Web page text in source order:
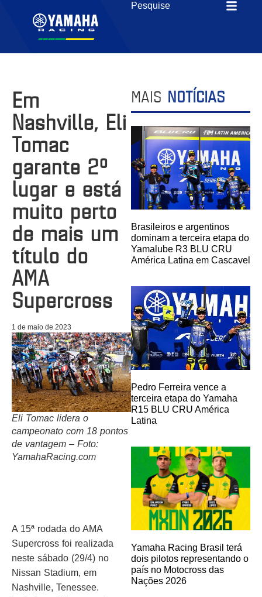
Em
Nashville, Eli
Tomac
garante 2º
lugar e está
muito perto
de mais um
título do
AMA
Supercross
1 de maio de 2023
Eli Tomac lidera o
campeonato com 18 pontos
de vantagem – Foto:
YamahaRacing.com
A 15ª rodada do AMA
Supercross foi realizada
neste sábado (29/4) no
Nissan Stadium, em
Nashville, Tenessee.
MAIS NOTÍCIAS
Brasileiros e argentinos
dominam a terceira etapa do
Yamalube R3 BLU CRU
América Latina em Cascavel
Pedro Ferreira vence a
terceira etapa do Yamaha
R15 BLU CRU América
Latina
Yamaha Racing Brasil terá
dois pilotos representando o
país no Motocross das
Nações 2026